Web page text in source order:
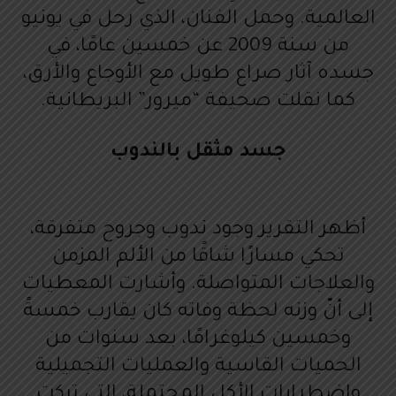
ت
العالمية. وحمل الفنان، الذي رحل في يونيو
من سنة 2009 عن خمسين عامًا، في
جسده آثار صراع طويل مع الأوجاع والأرق،
كما نقلت صحيفة “ميرور” البريطانية.
جسد مثقل بالندوب
أظهر التقرير وجود ندوب وجروح متفرقة،
تحكي مسارًا شاقًا من الألم المزمن
والعلاجات المتواصلة. وأشارت المعطيات
إلى أنّ وزنه لحظة وفاته كان يقارب خمسةً
وخمسين كيلوغرامًا، بعد سنوات من
الحميات القاسية والعمليات التجميلية